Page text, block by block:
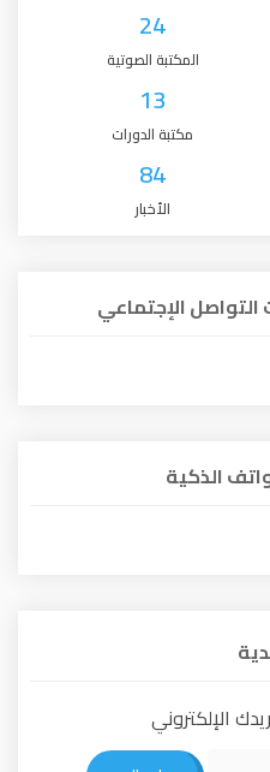
24
المكتبة الصوتية
13
مكتبة الدورات
84
الأخبار
الإجتماعي
الذكية
الإلكتروني